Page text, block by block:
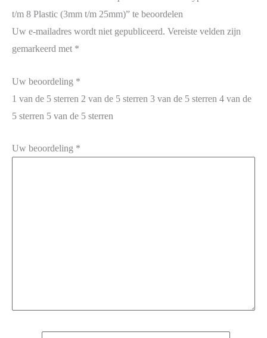
t/m 8 Plastic (3mm t/m 25mm)” te beoordelen
Uw e-mailadres wordt niet gepubliceerd. Vereiste velden zijn
gemarkeerd met *
Uw beoordeling *
1 van de 5 sterren 2 van de 5 sterren 3 van de 5 sterren 4 van de
5 sterren 5 van de 5 sterren
Uw beoordeling *